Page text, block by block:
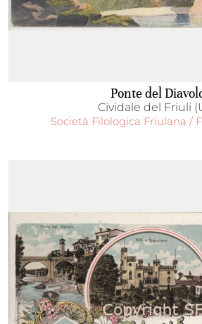
Ponte del
Cividale del Friuli
Società Filologica Friulana /